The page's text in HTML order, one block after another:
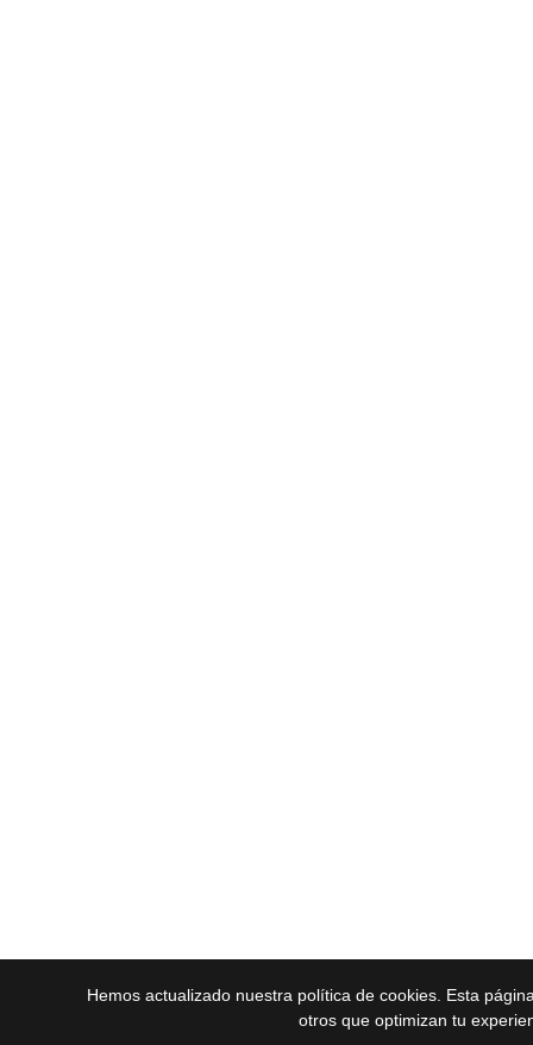
Hemos actualizado nuestra política de cookies. Esta
otros que optimizan tu